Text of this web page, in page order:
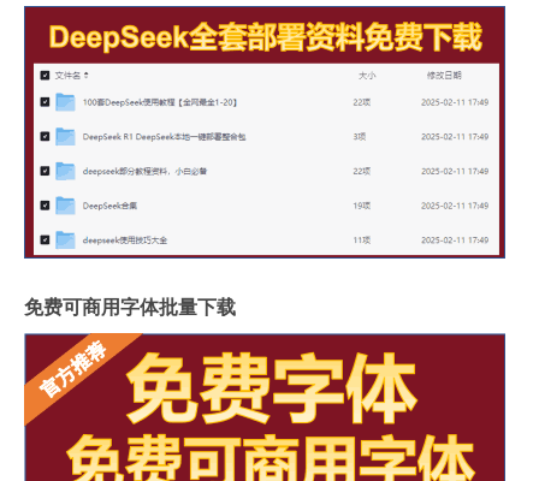
免费可商用字体批量下载